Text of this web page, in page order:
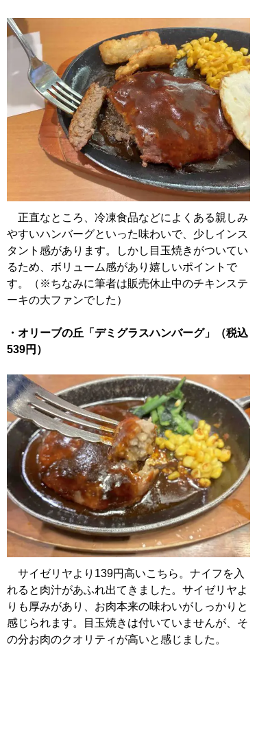
正直なところ、冷凍食品などによくある親しみ
やすいハンバーグといった味わいで、少しインス
タント感があります。しかし目玉焼きがついてい
るため、ボリューム感があり嬉しいポイントで
す。（※ちなみに筆者は販売休止中のチキンステ
ーキの大ファンでした）
・オリーブの丘「デミグラスハンバーグ」（税込
539円）
サイゼリヤより139円高いこちら。ナイフを入
れると肉汁があふれ出てきました。サイゼリヤよ
りも厚みがあり、お肉本来の味わいがしっかりと
感じられます。目玉焼きは付いていませんが、そ
の分お肉のクオリティが高いと感じました。